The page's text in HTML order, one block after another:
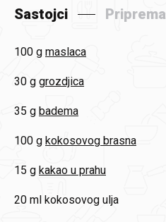
Sastojci Priprema
100 g maslaca
30 g grozdjica
35 g badema
100 g kokosovog brasna
15 g kakao u prahu
20 ml kokosovog ulja